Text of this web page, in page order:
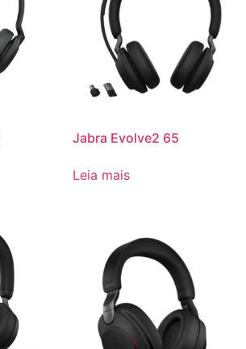
Jabra Evolve2 65
Leia mais